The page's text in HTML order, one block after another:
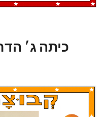
כיתה ג׳